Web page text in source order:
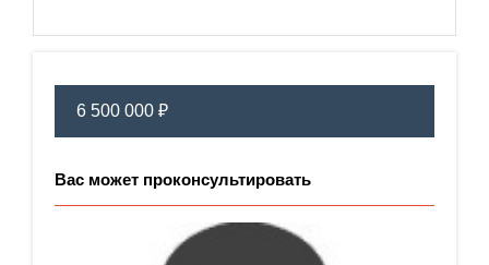
6 500 000 ₽
Вас может проконсультировать